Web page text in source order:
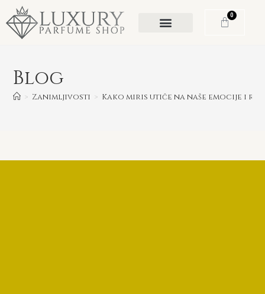
0
Blog
> Zanimljivosti > Kako miris utiče na naše emocije i